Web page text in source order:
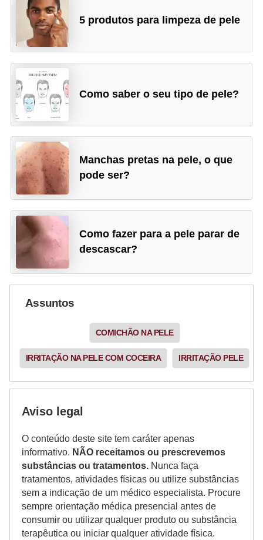
5 produtos para limpeza de pele
Como saber o seu tipo de pele?
Manchas pretas na pele, o que
pode ser?
Como fazer para a pele parar de
descascar?
Assuntos
COMICHÃO NA PELE
IRRITAÇÃO NA PELE COM COCEIRA IRRITAÇÃO PELE
Aviso legal
O conteúdo deste site tem caráter apenas
informativo. NÃO receitamos ou prescrevemos
substâncias ou tratamentos. Nunca faça
tratamentos, atividades físicas ou utilize substâncias
sem a indicação de um médico especialista. Procure
sempre orientação médica presencial antes de
consumir ou utilizar qualquer produto ou substância
terapêutica ou iniciar qualquer atividade física.